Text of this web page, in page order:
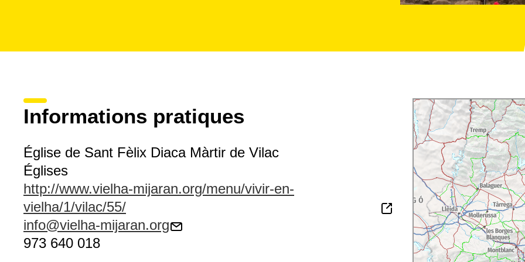
Informations pratiques
Église de Sant Fèlix Diaca Màrtir de Vilac
Églises
http://www.vielha-mijaran.org/menu/vivir-en-
vielha/1/vilac/55/
info@vielha-mijaran.org
973 640 018